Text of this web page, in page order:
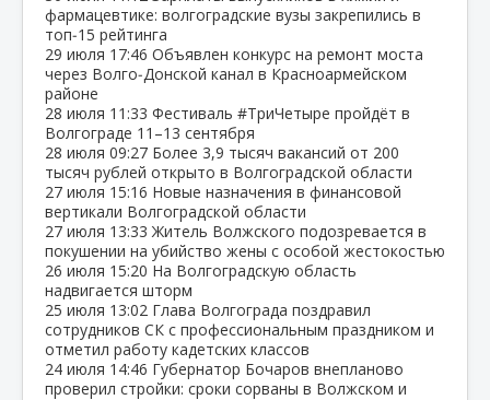
фармацевтике: волгоградские вузы закрепились в
топ‑15 рейтинга
29 июля 17:46 Объявлен конкурс на ремонт моста
через Волго‑Донской канал в Красноармейском
районе
28 июля 11:33 Фестиваль #ТриЧетыре пройдёт в
Волгограде 11–13 сентября
28 июля 09:27 Более 3,9 тысяч вакансий от 200
тысяч рублей открыто в Волгоградской области
27 июля 15:16 Новые назначения в финансовой
вертикали Волгоградской области
27 июля 13:33Житель Волжского подозревается в
покушении на убийство жены с особой жестокостью
26 июля 15:20 На Волгоградскую область
надвигается шторм
25 июля 13:02 Глава Волгограда поздравил
сотрудников СК с профессиональным праздником и
отметил работу кадетских классов
24 июля 14:46 Губернатор Бочаров внепланово
проверил стройки: сроки сорваны в Волжском и